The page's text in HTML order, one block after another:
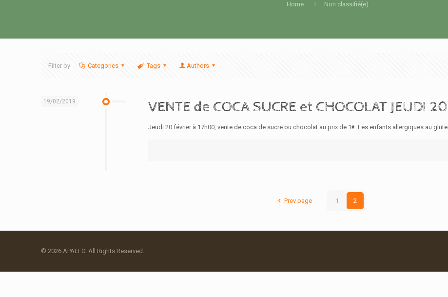
Home Non classifié(e)
Filter by Categories Tags Authors
19/02/2019 VENTE de COCA SUCRE et CHOCOLAT JEUDI
Jeudi 20 février à 17h00, vente de coca de sucre ou chocolat au prix de 1€. Les enfants allergiques au
Prev page 1 2
© 2026 APAEFO. All Rights Reserved.